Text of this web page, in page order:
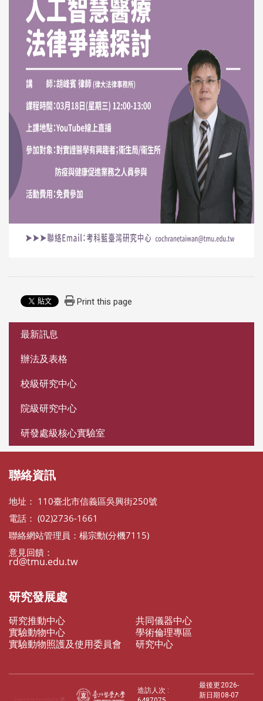
Print this page
最新訊息
辦法及表格
校級研究中心
院級研究中心
研發處級核心實驗室
聯絡資訊
地址： 110臺北市信義區吳興街250號
電話： (02)2736-1661
聯絡網站管理員：楊宗勳(分機7115)
意見回饋：
rd@tmu.edu.tw
研究發展處
研究推動中心
共同儀器中心
實驗動物中心
學術倫理專區
實驗動物照護及使用委員會
研究中心
造訪人次 :
最後更
新日期
2026-
08-07